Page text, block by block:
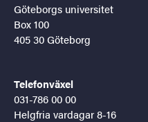
Göteborgs universitet
Box 100
405 30 Göteborg
Telefonväxel
031-786 00 00
Helgfria vardagar 8-16